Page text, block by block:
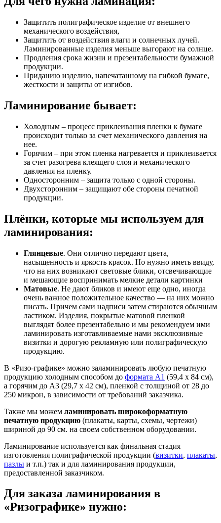
Защитить полиграфическое изделие от внешнего
механического воздействия,
Защитить от воздействия влаги и солнечных лучей.
Ламинированные изделия меньше выгорают на солнце.
Продления срока жизни и презентабельности бумажной
продукции.
Приданию изделию, напечатанному на гибкой бумаге,
жесткости и защиты от изгибов.
Ламинирование бывает:
Холодным – процесс приклеивания пленки к бумаге
происходит только за счет механического давления на
нее.
Горячим – при этом пленка нагревается и приклеивается
за счет разогрева клеящего слоя и механического
давления на пленку.
Односторонним – защита только с одной стороны.
Двухсторонним – защищают обе стороны печатной
продукции.
Плёнки, которые мы используем для
ламинирования:
Глянцевые. Они отлично передают цвета,
насыщенность и яркость красок. Но нужно иметь ввиду,
что на них возникают световые блики, отсвечивающие
и мешающие воспринимать мелкие детали картинки
Матовые. Не дают бликов и имеют еще одно, иногда
очень важное положительное качество — на них можно
писать. Причем сами надписи затем стираются обычным
ластиком. Изделия, покрытые матовой пленкой
выглядят более презентабельно и мы рекомендуем ими
ламинировать изготавливаемые нами эксклюзивные
визитки и дорогую рекламную или полиграфическую
продукцию.
В «Ризо-графике» можно заламинировать любую печатную
продукцию холодным способом до формата А1 (59,4 х 84 см),
а горячим до А3 (29,7 х 42 см), пленкой с толщиной от 28 до
250 микрон, в зависимости от требований заказчика.
Также мы можем ламинировать широкоформатную
печатную продукцию (плакаты, карты, схемы, чертежи)
шириной до 90 см. на своем собственном оборудовании.
Ламинирование используется как финальная стадия
изготовления полиграфической продукции (визитки, плакаты,
пазлы и т.п.) так и для ламинирования продукции,
предоставленной заказчиком.
Для заказа ламинирования в
«Ризографике» нужно: